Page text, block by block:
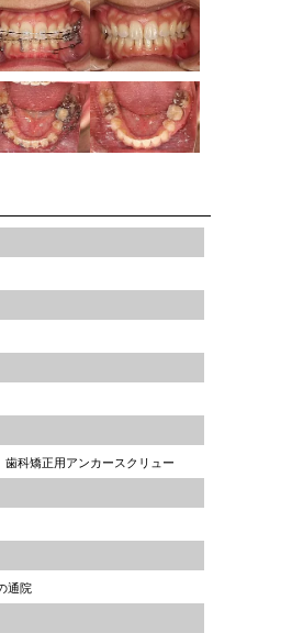
歯科矯正用アンカースクリュー
通院